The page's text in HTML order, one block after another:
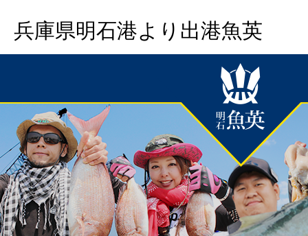
兵庫県明石港より出港魚英